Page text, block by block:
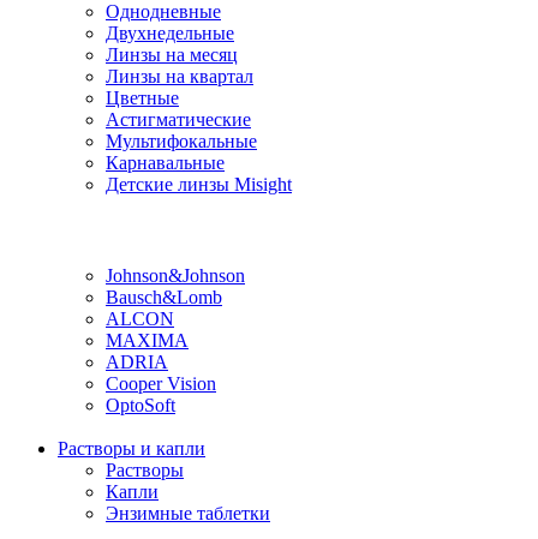
Однодневные
Двухнедельные
Линзы на месяц
Линзы на квартал
Цветные
Астигматические
Мультифокальные
Карнавальные
Детские линзы Misight
Johnson&Johnson
Bausch&Lomb
ALCON
MAXIMA
ADRIA
Cooper Vision
OptoSoft
Растворы и капли
Растворы
Капли
Энзимные таблетки